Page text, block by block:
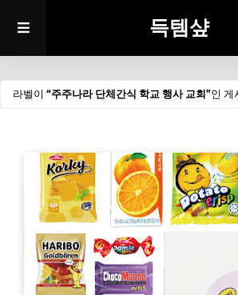
득템샾
라벨이 주주나라 단체간식 학교 행사 교회 인 게